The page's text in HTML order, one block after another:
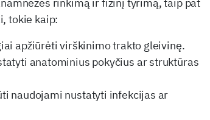
tokie kaip:
apžiūrėti virškinimo trakto gleivinę.
anatominius pokyčius ar struktūras
naudojami nustatyti infekcijas ar